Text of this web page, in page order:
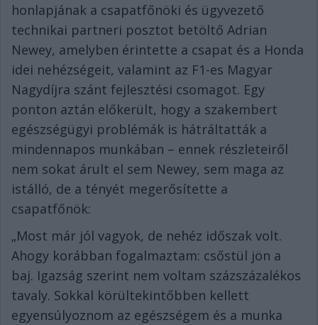
honlapjának a csapatfőnöki és ügyvezető
technikai partneri posztot betöltő Adrian
Newey, amelyben érintette a csapat és a Honda
idei nehézségeit, valamint az F1-es Magyar
Nagydíjra szánt fejlesztési csomagot. Egy
ponton aztán előkerült, hogy a szakembert
egészségügyi problémák is hátráltatták a
mindennapos munkában – ennek részleteiről
nem sokat árult el sem Newey, sem maga az
istálló, de a tényét megerősítette a
csapatfőnök:
„Most már jól vagyok, de nehéz időszak volt.
Ahogy korábban fogalmaztam: csőstül jön a
baj. Igazság szerint nem voltam százszázalékos
tavaly. Sokkal körültekintőbben kellett
egyensúlyoznom az egészségem és a munka